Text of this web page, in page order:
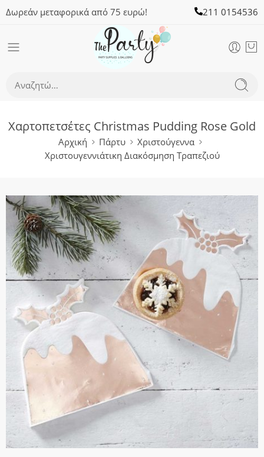
Δωρεάν μεταφορικά από 75 ευρώ! 211 0154536
Χαρτοπετσέτες Christmas Pudding Rose Gold
Αρχική Πάρτυ
Χριστούγεννα
Χριστουγεννιάτικη Διακόσμηση Τραπεζιού